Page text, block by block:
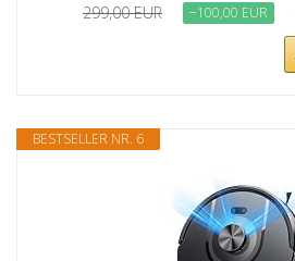
299,00 EUR −100,00 EUR
BESTSELLER NR. 6